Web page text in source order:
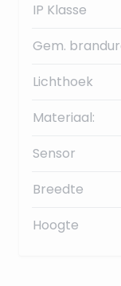
IP Klasse
Gem.
Lichthoek
Materiaal:
Sensor
Breedte
Hoogte